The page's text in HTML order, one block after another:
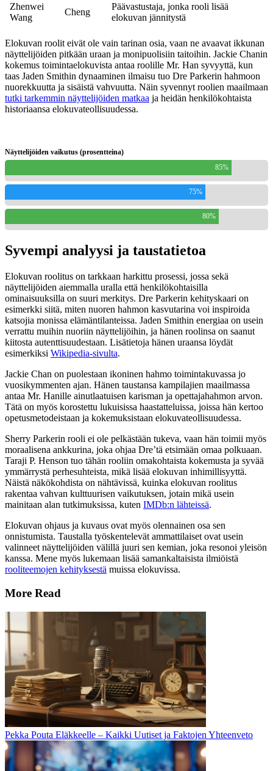
Zhenwei
Wang
Cheng
Päävastustaja, jonka rooli lisää
elokuvan jännitystä
Elokuvan roolit eivät ole vain tarinan osia, vaan ne avaavat ikkunan
näyttelijöiden pitkään uraan ja monipuolisiin taitoihin. Jackie Chanin
kokemus toimintaelokuvista antaa roolille Mr. Han syvyyttä, kun
taas Jaden Smithin dynaaminen ilmaisu tuo Dre Parkerin hahmoon
nuorekkuutta ja sisäistä vahvuutta. Näin syvennyt roolien maailmaan
tutki tarkemmin näyttelijöiden matkaa ja heidän henkilökohtaista
historiaansa elokuvateollisuudessa.
Näyttelijöiden vaikutus (prosentteina)
85%
75%
80%
Syvempi analyysi ja taustatietoa
Elokuvan roolitus on tarkkaan harkittu prosessi, jossa sekä
näyttelijöiden aiemmalla uralla että henkilökohtaisilla
ominaisuuksilla on suuri merkitys. Dre Parkerin kehityskaari on
esimerkki siitä, miten nuoren hahmon kasvutarina voi inspiroida
katsojia monissa elämäntilanteissa. Jaden Smithin energiaa on usein
verrattu muihin nuoriin näyttelijöihin, ja hänen roolinsa on saanut
kiitosta autenttisuudestaan. Lisätietoja hänen uraansa löydät
esimerkiksi Wikipedia-sivulta.
Jackie Chan on puolestaan ikoninen hahmo toimintakuvassa jo
vuosikymmenten ajan. Hänen taustansa kampilajien maailmassa
antaa Mr. Hanille ainutlaatuisen karisman ja opettajahahmon arvon.
Tätä on myös korostettu lukuisissa haastatteluissa, joissa hän kertoo
opetusmetodeistaan ja kokemuksistaan elokuvateollisuudessa.
Sherry Parkerin rooli ei ole pelkästään tukeva, vaan hän toimii myös
moraalisena ankkurina, joka ohjaa Dre’tä etsimään omaa polkuaan.
Taraji P. Henson tuo tähän rooliin omakohtaista kokemusta ja syvää
ymmärrystä perhesuhteista, mikä lisää elokuvan inhimillisyyttä.
Näistä näkökohdista on nähtävissä, kuinka elokuvan roolitus
rakentaa vahvan kulttuurisen vaikutuksen, jotain mikä usein
mainitaan alan tutkimuksissa, kuten IMDb:n lähteissä.
Elokuvan ohjaus ja kuvaus ovat myös olennainen osa sen
onnistumista. Taustalla työskentelevät ammattilaiset ovat usein
valinneet näyttelijöiden välillä juuri sen kemian, joka resonoi yleisön
kanssa. Mene myös lukemaan lisää samankaltaisista ilmiöistä
rooliteemojen kehityksestä muissa elokuvissa.
More Read
Pekka Pouta Eläkkeelle – Kaikki Uutiset ja Faktojen Yhteenveto